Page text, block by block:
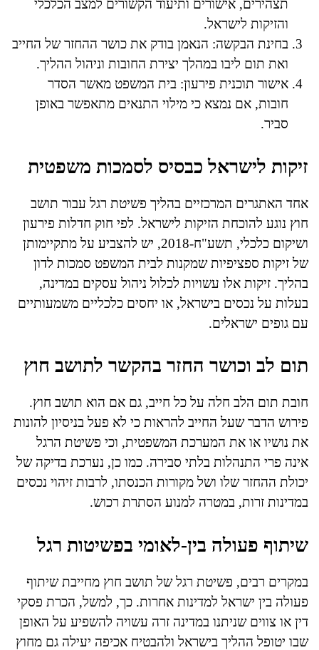
תצהירים, אישורים ותיעוד הקשורים למצב הכלכלי
והזיקות לישראל.
בחינת הבקשה: הנאמן בודק את כושר ההחזר של החייב
ואת תום ליבו במהלך יצירת החובות וניהול ההליך.
אישור תוכנית פירעון: בית המשפט מאשר הסדר
חובות, אם נמצא כי מילוי התנאים מתאפשר באופן
סביר.
זיקות לישראל כבסיס לסמכות משפטית
אחד האתגרים המרכזיים בהליך פשיטת רגל עבור תושב
חוץ נוגע להוכחת הזיקות לישראל. לפי חוק חדלות פירעון
ושיקום כלכלי, תשע"ח-2018, יש להצביע על מתקיימותן
של זיקות ספציפיות שמקנות לבית המשפט סמכות לדון
בהליך. זיקות אלו עשויות לכלול ניהול עסקים במדינה,
בעלות על נכסים בישראל, או יחסים כלכליים משמעותיים
עם גופים ישראלים.
תום לב וכושר החזר בהקשר לתושב חוץ
חובת תום הלב חלה על כל חייב, גם אם הוא תושב חוץ.
פירוש הדבר שעל החייב להראות כי לא פעל בניסיון להונות
את נושיו או את המערכת המשפטית, וכי פשיטת הרגל
אינה פרי התנהלות בלתי סבירה. כמו כן, נערכת בדיקה של
יכולת ההחזר שלו ושל מקורות הכנסתו, לרבות זיהוי נכסים
במדינות זרות, במטרה למנוע הסתרת רכוש.
שיתוף פעולה בין-לאומי בפשיטות רגל
במקרים רבים, פשיטת רגל של תושב חוץ מחייבת שיתוף
פעולה בין ישראל למדינות אחרות. כך, למשל, הכרת פסקי
דין או צווים שניתנו במדינה זרה עשויה להשפיע על האופן
שבו יטופל ההליך בישראל ולהבטיח אכיפה יעילה גם מחוץ